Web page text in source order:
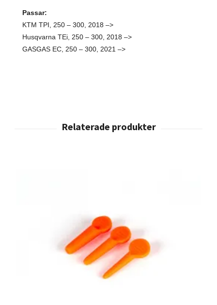
Passar:
KTM TPI, 250 – 300, 2018 –>
Husqvarna TEi, 250 – 300, 2018 –>
GASGAS EC, 250 – 300, 2021 –>